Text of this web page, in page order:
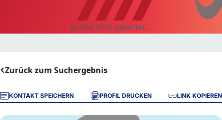
Suche wird geladen...
Zurück zum Suchergebnis
KONTAKT SPEICHERN PROFIL DRUCKEN LINK KOPIEREN